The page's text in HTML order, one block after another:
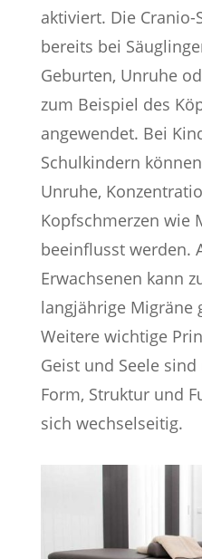
aktiviert. Die
bereits bei
Geburten, Unruhe
zum Beispiel des
angewendet. Bei
Schulkindern
Unruhe,
Kopfschmerzen wie
beeinflusst werden.
Erwachsenen kann
langjährige Migräne
Weitere wichtige
Geist und Seele
Form, Struktur und
sich wechselseitig.